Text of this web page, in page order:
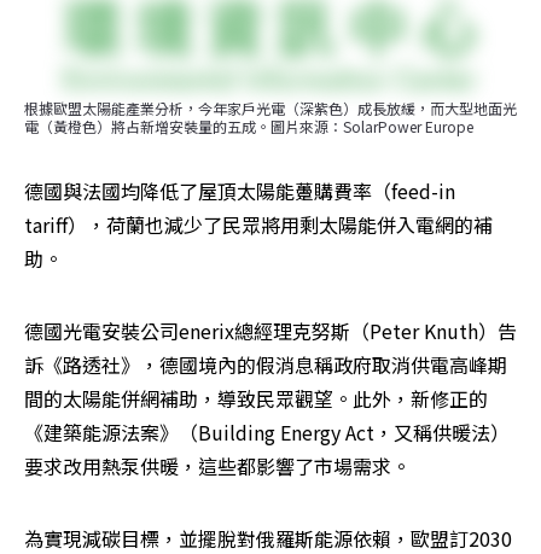
根據歐盟太陽能產業分析，今年家戶光電（深紫色）成長放緩，而大型地面光
電（黃橙色）將占新增安裝量的五成。圖片來源：SolarPower Europe
德國與法國均降低了屋頂太陽能躉購費率（feed-in
tariff），荷蘭也減少了民眾將用剩太陽能併入電網的補
助。
德國光電安裝公司enerix總經理克努斯（Peter Knuth）告
訴《路透社》，德國境內的假消息稱政府取消供電高峰期
間的太陽能併網補助，導致民眾觀望。此外，新修正的
《建築能源法案》（Building Energy Act，又稱供暖法）
要求改用熱泵供暖，這些都影響了市場需求。
為實現減碳目標，並擺脫對俄羅斯能源依賴，歐盟訂2030